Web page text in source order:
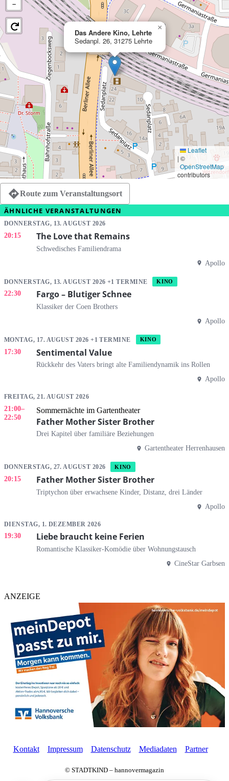
Das Andere Kino, Lehrte
Sedanpl. 26, 31275 Lehrte
×
−
Leaflet
| ©
OpenStreetMap
contributors
Route zum Veranstaltungsort
ÄHNLICHE VERANSTALTUNGEN
DONNERSTAG, 13. AUGUST 2026
20:15 The Love that Remains
Schwedisches Familiendrama
Apollo
DONNERSTAG, 13. AUGUST 2026 +1 TERMINE KINO
22:30 Fargo – Blutiger Schnee
Klassiker der Coen Brothers
Apollo
MONTAG, 17. AUGUST 2026 +1 TERMINE KINO
17:30 Sentimental Value
Rückkehr des Vaters bringt alte Familiendynamik ins Rollen
Apollo
FREITAG, 21. AUGUST 2026
21:00–
22:50
Sommernächte im Gartentheater
Father Mother Sister Brother
Drei Kapitel über familiäre Beziehungen
Gartentheater Herrenhausen
DONNERSTAG, 27. AUGUST 2026 KINO
20:15 Father Mother Sister Brother
Triptychon über erwachsene Kinder, Distanz, drei Länder
Apollo
DIENSTAG, 1. DEZEMBER 2026
19:30 Liebe braucht keine Ferien
Romantische Klassiker-Komödie über Wohnungstausch
CineStar Garbsen
ANZEIGE
Kontakt Impressum Datenschutz Mediadaten Partner
© STADTKIND – hannovermagazin